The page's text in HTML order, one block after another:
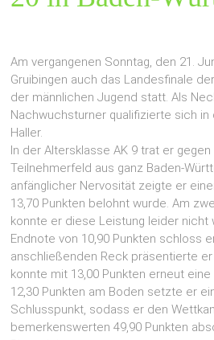
Am vergangenen Sonntag, den 21.
Gruibingen auch das Landesfinale
der männlichen Jugend statt. Als
Nachwuchsturner qualifizierte sich
Haller.
In der Altersklasse AK 9 trat er
Teilnehmerfeld aus ganz Baden-
anfänglicher Nervosität zeigte er
13,70 Punkten belohnt wurde. Am
konnte er diese Leistung leider nicht
Endnote von 10,90 Punkten schloss
anschließenden Reck präsentierte
konnte mit 13,00 Punkten erneut
12,30 Punkten am Boden setzte er
Schlusspunkt, sodass er den
bemerkenswerten 49,90 Punkten